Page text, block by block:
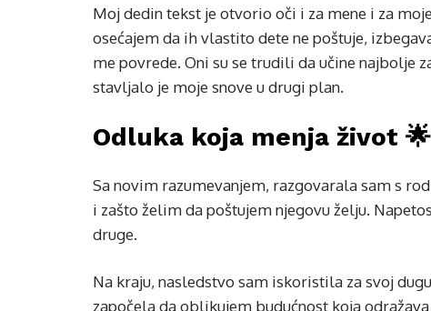
Moj dedin tekst je otvorio oči i za mene i za
osećajem da ih vlastito dete ne poštuje,
me povrede. Oni su se trudili da učine najbolje
stavljalo je moje snove u drugi plan.
Odluka koja menja život 🌟
Sa novim razumevanjem, razgovarala sam s
i zašto želim da poštujem njegovu želju.
druge.
Na kraju, nasledstvo sam iskoristila za svoj
započela da oblikujem budućnost koja